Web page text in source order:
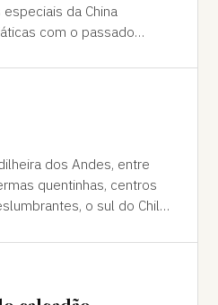
da China
com o passado
dos Andes, entre
quentinhas, centros
o sul do Chile